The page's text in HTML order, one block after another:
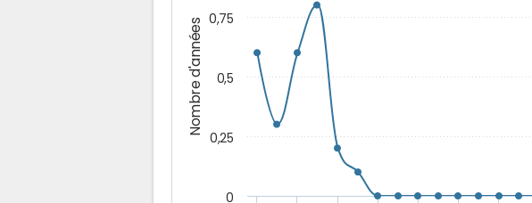
Nombre d'années
0
0,25
0,5
0,75